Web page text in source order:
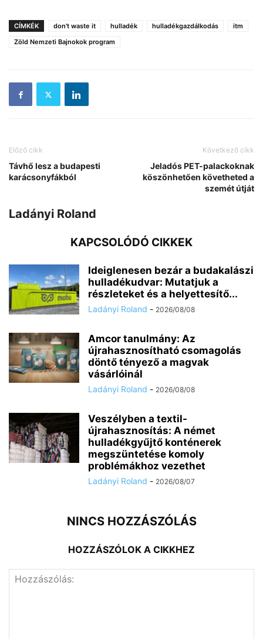
CÍMKÉK don't waste it hulladék hulladékgazdálkodás
itm
Zöld Nemzeti Bajnokok program
Előző cikk
Távhő lesz a budapesti
karácsonyfákból
Következő cikk
Jeladós PET-palackoknak
köszönhetően követheted a
szemét útját
Ladányi Roland
KAPCSOLÓDÓ CIKKEK
Ideiglenesen bezár a budakalászi
hulladékudvar: Mutatjuk a
részleteket és a helyettesítő...
Ladányi Roland - 2026/08/08
Amcor tanulmány: Az
újrahasznosítható csomagolás
döntő tényező a magvak
vásárlóinál
Ladányi Roland - 2026/08/08
Veszélyben a textil-
újrahasznosítás: A német
hulladékgyűjtő konténerek
megszüntetése komoly
problémákhoz vezethet
Ladányi Roland - 2026/08/07
NINCS HOZZÁSZÓLÁS
HOZZÁSZÓLOK A CIKKHEZ